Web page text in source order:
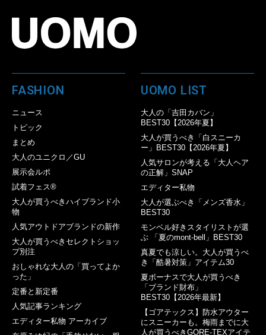
FASHION
ニュース
トピック
まとめ
大人のユニクロ／GU
展示会ルポ
試着フェス®︎
大人が買うべきハイブランド小
物
人気アウトドアブランドの新作
大人が買うべきセレクトショッ
プ別注
おしゃれな大人の「買ってよか
った」
定番と新定番
人気記事ランキング
エディター私物 アーカイブ
UOMO LIST
大人の「吉田カバン」
BEST30【2026年夏】
大人が買うべき「白スニーカ
ー」BEST30【2026年夏】
人気サロンが考える「大人ヘア
の正解」SNAP
エディター私物
大人が選ぶべき「メンズ香水」
BEST30
モンベル好きスタイリストが選
ぶ 「夏のmont-bell」BEST30
真夏でも涼しい。大人が買うべ
き「酷暑対策」アイテム30
夏ボーナスで大人が買うべき
「ブランド財布」
BEST30【2026年最新】
【ゴアテックス】防水アウター
にスニーカーも。梅雨までに大
人が買うべきGORE-TEXアイテ